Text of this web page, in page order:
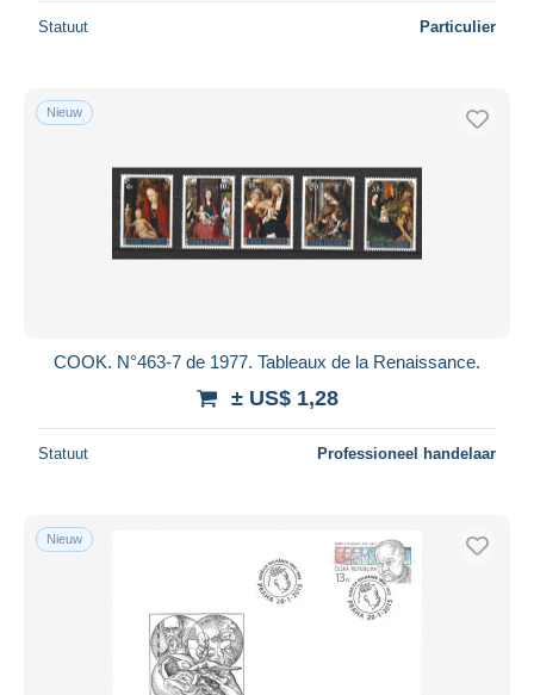
Statuut Particulier
Nieuw
COOK. N°463-7 de 1977. Tableaux de la Renaissance.
± US$ 1,28
Statuut Professioneel handelaar
Nieuw